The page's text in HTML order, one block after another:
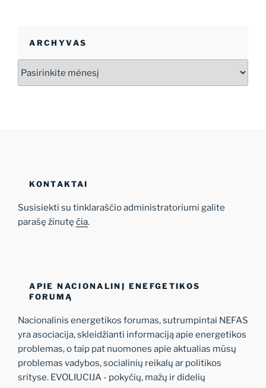
ARCHYVAS
KONTAKTAI
Susisiekti su tinklaraščio administratoriumi galite
parašę žinutę čia.
APIE NACIONALINĮ ENEFGETIKOS
FORUMĄ
Nacionalinis energetikos forumas, sutrumpintai NEFAS
yra asociacija, skleidžianti informaciją apie energetikos
problemas, o taip pat nuomones apie aktualias mūsų
problemas vadybos, socialinių reikalų ar politikos
srityse. EVOLIUCIJA - pokyčių, mažų ir didelių